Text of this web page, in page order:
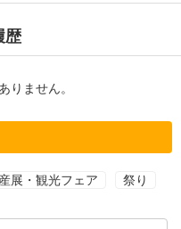
歴
りません。
展・観光フェア 祭り